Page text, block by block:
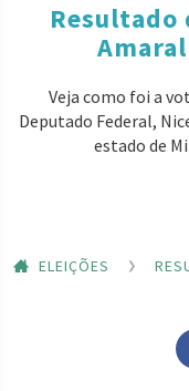
Resultado
Veja como foi a
Deputado Federal,
estado de
ELEIÇÕES